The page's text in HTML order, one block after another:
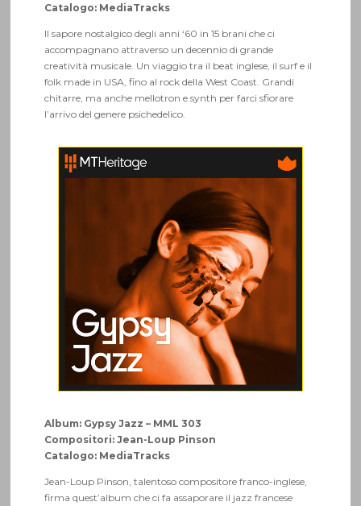
Catalogo: MediaTracks
Il sapore nostalgico degli anni ‘60 in 15 brani che ci
accompagnano attraverso un decennio di grande
creatività musicale. Un viaggio tra il beat inglese, il surf e il
folk made in USA, fino al rock della West Coast. Grandi
chitarre, ma anche mellotron e synth per farci sfiorare
l’arrivo del genere psichedelico.
Album: Gypsy Jazz – MML 303
Compositori: Jean-Loup Pinson
Catalogo: MediaTracks
Jean-Loup Pinson, talentoso compositore franco-inglese,
firma quest’album che ci fa assaporare il jazz francese